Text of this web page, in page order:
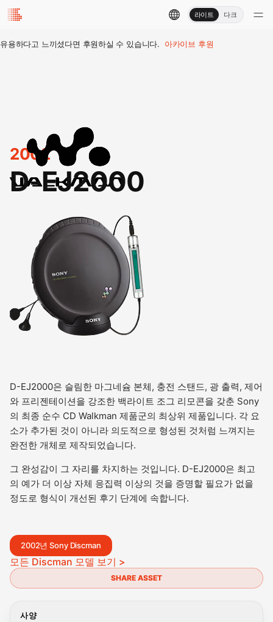
라이트 다크
유용하다고 느끼셨다면 후원하실 수 있습니다. 아카이브 후원
2002
D-EJ2000
D-EJ2000은 슬림한 마그네슘 본체, 충전 스탠드, 광 출력, 제어
와 프리젠테이션을 강조한 백라이트 조그 리모콘을 갖춘 Sony
의 최종 순수 CD Walkman 제품군의 최상위 제품입니다. 각 요
소가 추가된 것이 아니라 의도적으로 형성된 것처럼 느껴지는
완전한 개체로 제작되었습니다.
그 완성감이 그 자리를 차지하는 것입니다. D-EJ2000은 최고
의 예가 더 이상 자체 응집력 이상의 것을 증명할 필요가 없을
정도로 형식이 개선된 후기 단계에 속합니다.
2002년 Sony Discman
모든 Discman 모델 보기 >
SHARE ASSET
사양